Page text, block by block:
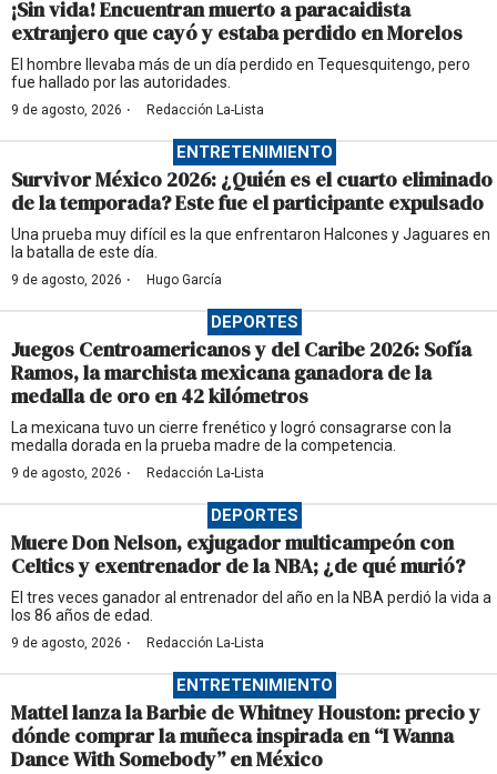
¡Sin vida! Encuentran muerto a paracaidista
extranjero que cayó y estaba perdido en Morelos
El hombre llevaba más de un día perdido en Tequesquitengo, pero
fue hallado por las autoridades.
9 de agosto, 2026 · Redacción La-Lista
ENTRETENIMIENTO
Survivor México 2026: ¿Quién es el cuarto eliminado
de la temporada? Este fue el participante expulsado
Una prueba muy difícil es la que enfrentaron Halcones y Jaguares en
la batalla de este día.
9 de agosto, 2026 · Hugo García
DEPORTES
Juegos Centroamericanos y del Caribe 2026: Sofía
Ramos, la marchista mexicana ganadora de la
medalla de oro en 42 kilómetros
La mexicana tuvo un cierre frenético y logró consagrarse con la
medalla dorada en la prueba madre de la competencia.
9 de agosto, 2026 · Redacción La-Lista
DEPORTES
Muere Don Nelson, exjugador multicampeón con
Celtics y exentrenador de la NBA; ¿de qué murió?
El tres veces ganador al entrenador del año en la NBA perdió la vida a
los 86 años de edad.
9 de agosto, 2026 · Redacción La-Lista
ENTRETENIMIENTO
Mattel lanza la Barbie de Whitney Houston: precio y
dónde comprar la muñeca inspirada en “I Wanna
Dance With Somebody” en México